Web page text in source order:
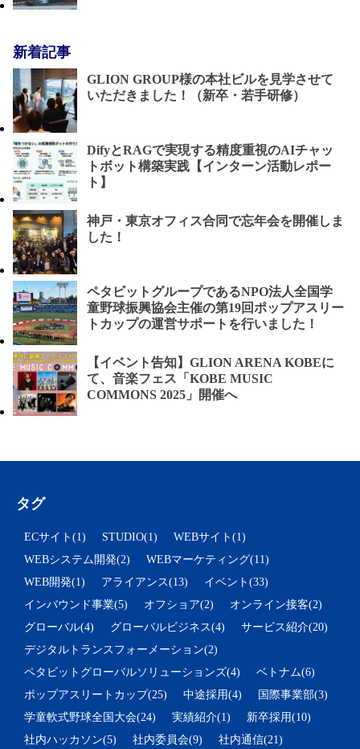
新着記事
GLION GROUP様の本社ビルを見学させて
いただきました！（新卒・若手研修）
DifyとRAGで実現する精度重視のAIチャッ
トボット構築実践【インターン活動レポー
ト】
神戸・東京オフィス合同で忘年会を開催しま
した！
ペタビットグループであるNPO法人全国学
童野球振興協会主催の第19回ポップアスリー
トカップの運営サポートを行いました！
【イベント告知】GLION ARENA KOBEに
て、音楽フェス「KOBE MUSIC
COMMONS 2025」開催へ
タグ
ECサイト(1) STUDIO(1)
WEBサイト(1)
WEBシステム開発(2)
WEBマーケティング(11)
WEB開発(1)
アライアンス(13)
イベント(33)
インバウンド事業(5)
オフショア(2)
オンライン接客(2)
グローバル(4)
グローバルビジネス(4)
サービス紹介(20)
デジタルトランスフォーメーション(2)
ペタビットグローバルソリューションズ(4)
ベトナム(6)
ポップアスリートカップ(25)
中途採用(4)
国際事業部(3)
学童軟式野球全国大会(24)
実績紹介(1)
新卒採用(10)
社内ハッカソン(5)
社内委員会(9) 社内通信(21)